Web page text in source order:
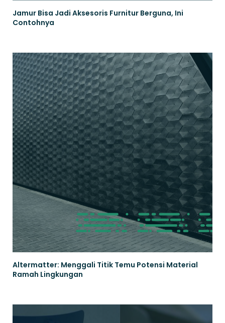
Jamur Bisa Jadi Aksesoris Furnitur Berguna, Ini
Contohnya
Altermatter: Menggali Titik Temu Potensi Material
Ramah Lingkungan